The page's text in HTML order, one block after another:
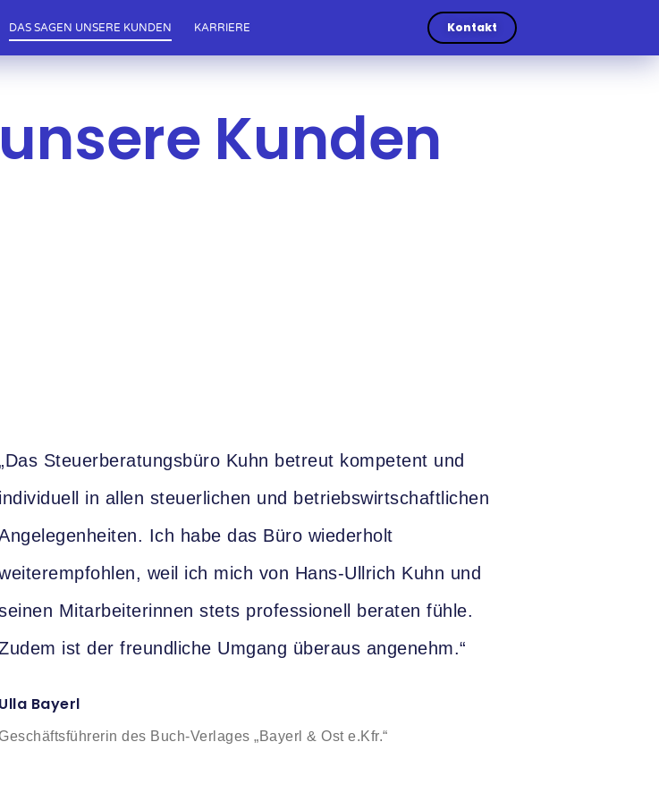
DAS SAGEN UNSERE KUNDEN KARRIERE Kontakt
Kunden
Steuerberatungsbüro Kuhn betreut kompetent und
individuell in allen steuerlichen und betriebswirtschaftlichen
Ich habe das Büro wiederholt
weil ich mich von Hans-Ullrich Kuhn und
Mitarbeiterinnen stets professionell beraten fühle.
ist der freundliche Umgang überaus angenehm.“
Ulla Bayerl
Geschäftsführerin des Buch-Verlages „Bayerl & Ost e.Kfr.“